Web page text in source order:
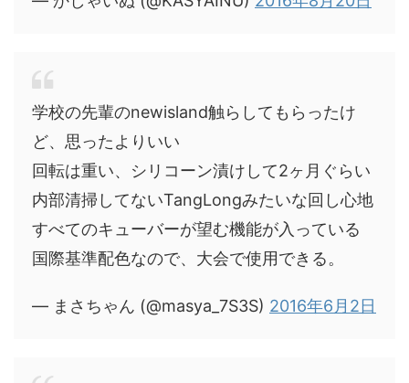
学校の先輩のnewisland触らしてもらったけ
ど、思ったよりいい
回転は重い、シリコーン漬けして2ヶ月ぐらい
内部清掃してないTangLongみたいな回し心地
すべてのキューバーが望む機能が入っている
国際基準配色なので、大会で使用できる。
— まさちゃん (@masya_7S3S) 2016年6月2日